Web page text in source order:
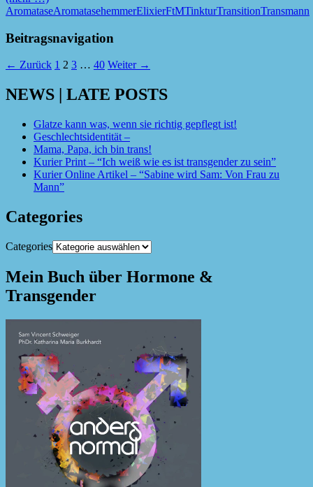
AromataseAromatasehemmerElixierFtMTinkturTransitionTransmann
Beitragsnavigation
← Zurück 1 2 3 … 40 Weiter →
NEWS | LATE POSTS
Glatze kann was, wenn sie richtig gepflegt ist!
Geschlechtsidentität –
Mama, Papa, ich bin trans!
Kurier Print – “Ich weiß wie es ist transgender zu sein”
Kurier Online Artikel – “Sabine wird Sam: Von Frau zu
Mann”
Categories
Categories
Mein Buch über Hormone &
Transgender